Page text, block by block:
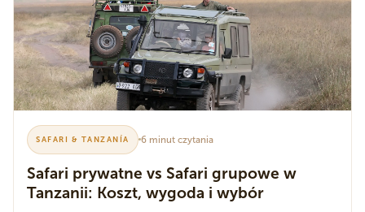
SAFARI & TANZANÍA 6 minut czytania
Safari prywatne vs Safari grupowe w
Tanzanii: Koszt, wygoda i wybór